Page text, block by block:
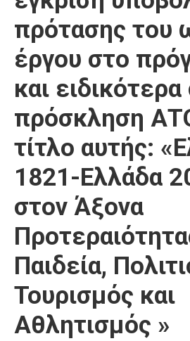
πρότασης του
έργου στο
και
πρόσκληση
τίτλο αυτής:
1821-Ελλάδα
στον Άξονα
Παιδεία,
Τουρισμός και
Αθλητισμός »